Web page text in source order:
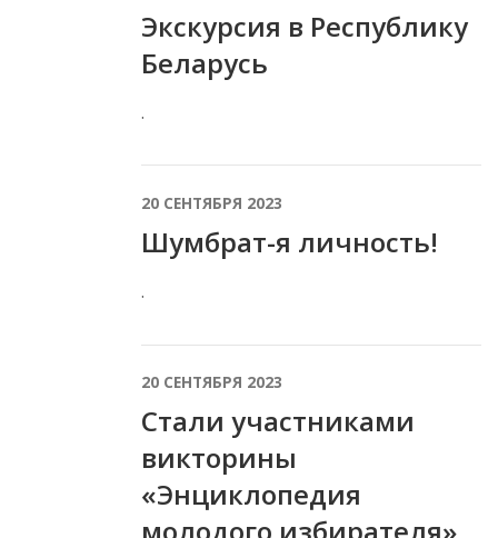
Экскурсия в Республику
Беларусь
.
20 СЕНТЯБРЯ 2023
Шумбрат-я личность!
.
20 СЕНТЯБРЯ 2023
Стали участниками
викторины
«Энциклопедия